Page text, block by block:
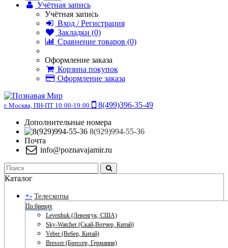
Учётная запись
Учётная запись
Вход / Регистрация
Закладки (0)
Сравнение товаров (0)
Оформление заказа
Корзина покупок
Оформление заказа
г. Москва, ПН-ПТ 10:00-19:00
8(499)396-35-49
Дополнительные номера
8(929)994-55-36
Почта
info@poznavajamir.ru
Каталог
+- Телескопы
По бренду
Levenhuk (Левенгук, США)
Sky-Watcher (Скай-Вотчер, Китай)
Veber (Вебер, Китай)
Bresser (Брессер, Германия)